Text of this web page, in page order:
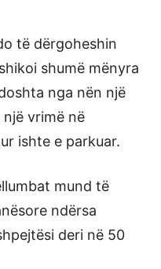
të dërgoheshin
shumë mënyra
nga nën një
vrimë në
ishte e parkuar.
mund të
ndërsa
deri në 50